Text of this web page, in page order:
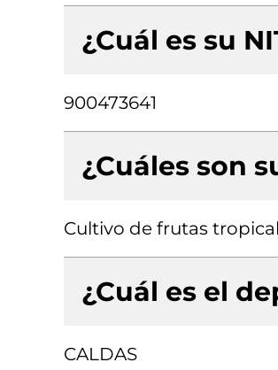
¿Cuál es su
900473641
¿Cuáles son
Cultivo de frutas
¿Cuál es el
CALDAS